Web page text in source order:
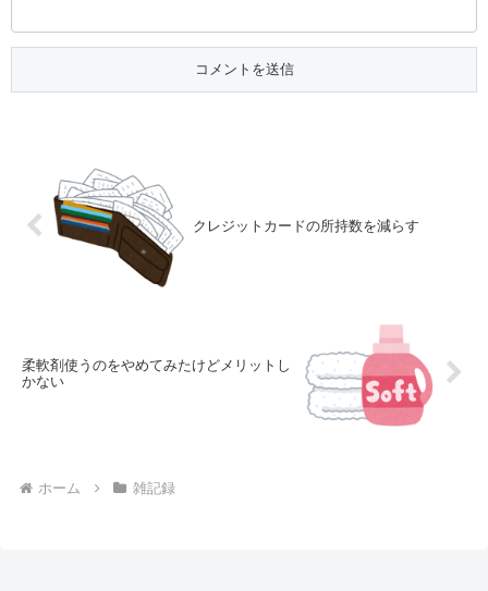
クレジットカードの所持数を減らす
柔軟剤使うのをやめてみたけどメリットし
かない
ホーム 雑記録